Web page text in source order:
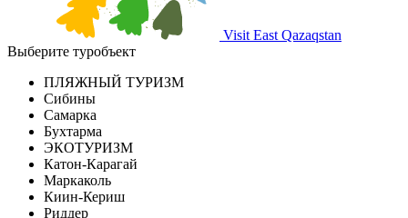
Visit East Qazaqstan
Выберите туробъект
ПЛЯЖНЫЙ ТУРИЗМ
Сибины
Самарка
Бухтарма
ЭКОТУРИЗМ
Катон-Карагай
Маркаколь
Киин-Кериш
Риддер